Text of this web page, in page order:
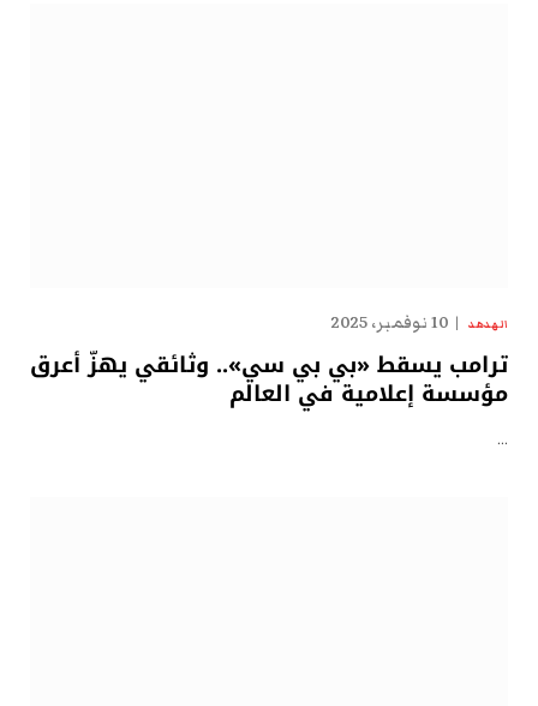
الهدهد 10 نوفمبر، 2025
ترامب يسقط «بي بي سي».. وثائقي يهزّ أعرق
مؤسسة إعلامية في العالم
…